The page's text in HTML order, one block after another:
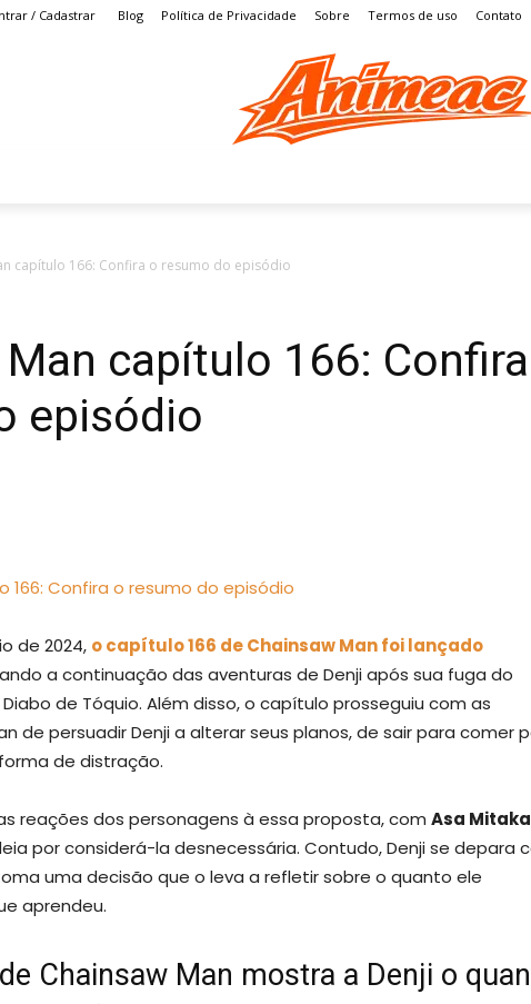
/ Cadastrar Blog Política de Privacidade Sobre Termos de uso Contato
capítulo 166: Confira o resumo do episódio
capítulo 166:
episódio
de 2024, o capítulo 166 de Chainsaw Man foi lançado
a continuação das aventuras de Denji após sua fuga do
de Tóquio. Além disso, o capítulo prosseguiu com as
de persuadir Denji a alterar seus planos, de sair para comer
de distração.
reações dos personagens à essa proposta, com Asa Mitaka
por considerá-la desnecessária. Contudo, Denji se depara
uma decisão que o leva a refletir sobre o quanto ele
aprendeu.
Chainsaw Man mostra a Denji o